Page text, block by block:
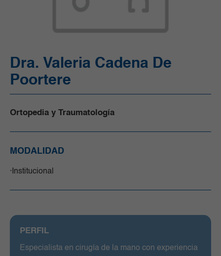
Dra. Valeria Cadena De
Poortere
Ortopedia y Traumatología
MODALIDAD
Institucional
PERFIL
Especialista en cirugía de la mano con experiencia